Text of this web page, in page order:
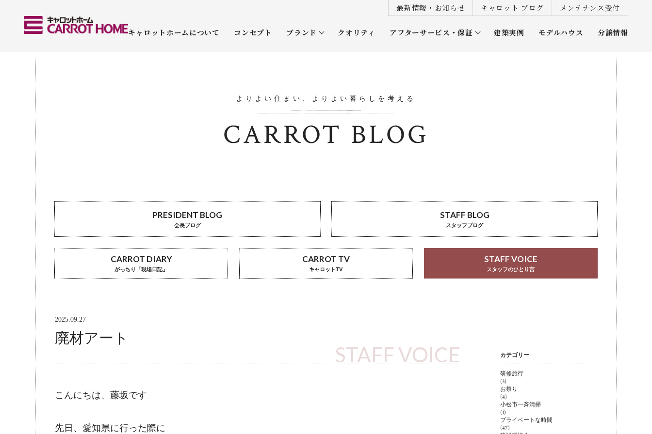
最新情報・お知らせ キャロット ブログ メンテナンス受付
キャロットホームについて コンセプト ブランド
平屋
クオリティ アフターサービス・保証 建築実例 モデルハウス 分譲情報
よりよい住まい、よりよい暮らしを考える
CARROT BLOG
PRESIDENT BLOG
会長ブログ
STAFF BLOG
スタッフブログ
CARROT DIARY
がっちり「現場日記」
CARROT TV
キャロットTV
STAFF VOICE
スタッフのひとり言
2025.09.27
廃材アート
STAFF VOICE
こんにちは、藤坂です
先日、愛知県に行った際に
カテゴリー
研修旅行
(3)
お祭り
(4)
小松市一斉清掃
(1)
プライベートな時間
(47)